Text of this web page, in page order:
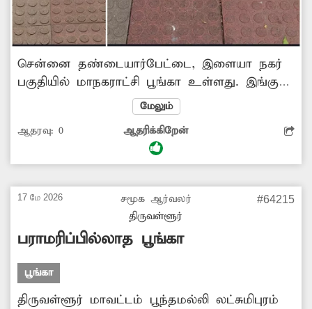
சென்னை தண்டையார்பேட்டை, இளையா நகர்
பகுதியில் மாநகராட்சி பூங்கா உள்ளது. இங்கு
ஏராளமான பொதுமக்கள் தங்கள்
குழந்தைகளுடன் தினமும் வந்துசெல்வது
வழக்கம். இந்த பூங்காவில் ஆங்காங்கே
சுவர்கள், நடைபாதைகள் சேதமடைந்த உள்ளது.
எடுத்து பூங்காவை சீரமைப்பார்களா என
பொதுமக்கள் எதிர்ப்பார்க்கின்றனர்.
மேலும்
ஆதரவு: 0 ஆதரிக்கிறேன்
17 மே 2026
சமூக ஆர்வலர்
திருவள்ளூர்
#64215
பராமரிப்பில்லாத பூங்கா
பூங்கா
திருவள்ளூர் மாவட்டம் பூந்தமல்லி லட்சுமிபுரம்